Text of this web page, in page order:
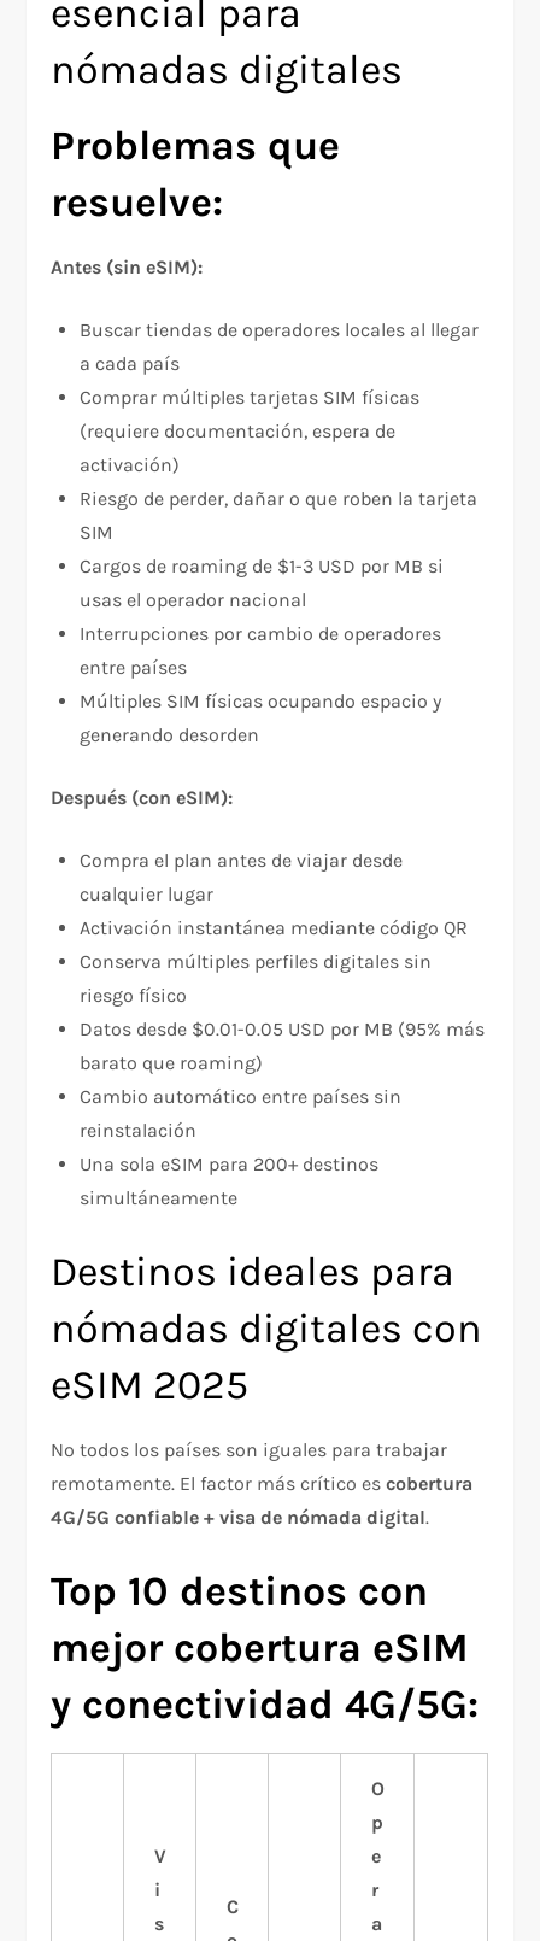
esencial para
nómadas digitales
Problemas que
resuelve:
Antes (sin eSIM):
Buscar tiendas de operadores locales al llegar
a cada país
Comprar múltiples tarjetas SIM físicas
(requiere documentación, espera de
activación)
Riesgo de perder, dañar o que roben la tarjeta
SIM
Cargos de roaming de $1-3 USD por MB si
usas el operador nacional
Interrupciones por cambio de operadores
entre países​
Múltiples SIM físicas ocupando espacio y
generando desorden
Después (con eSIM):
Compra el plan antes de viajar desde
cualquier lugar
Activación instantánea mediante código QR
Conserva múltiples perfiles digitales sin
riesgo físico
Datos desde $0.01-0.05 USD por MB (95% más
barato que roaming)
Cambio automático entre países sin
reinstalación
Una sola eSIM para 200+ destinos
simultáneamente​
Destinos ideales para
nómadas digitales con
eSIM 2025
No todos los países son iguales para trabajar
remotamente. El factor más crítico escobertura
4G/5G confiable + visa de nómada digital.​
Top 10 destinos con
mejor cobertura eSIM
y conectividad 4G/5G:
V
i
s
C
O
p
e
r
a